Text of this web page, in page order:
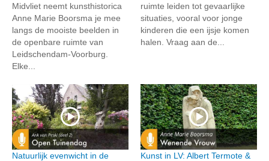
Midvliet neemt kunsthistorica
Anne Marie Boorsma je mee
langs de mooiste beelden in
de openbare ruimte van
Leidschendam-Voorburg.
Elke...
ruimte leiden tot gevaarlijke
situaties, vooral voor jonge
kinderen die een ijsje komen
halen. Vraag aan de...
Natuurlijk evenwicht in de
Kunst in LV: Albert Termote &